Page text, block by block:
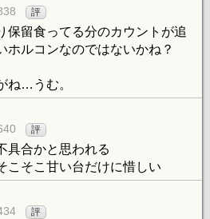
評
保留食ってる分のカウントが追
ホルコンなのではないかね？
ね…うむ。
評
具合かと思われる
こそこ甘い台だけに惜しい
評